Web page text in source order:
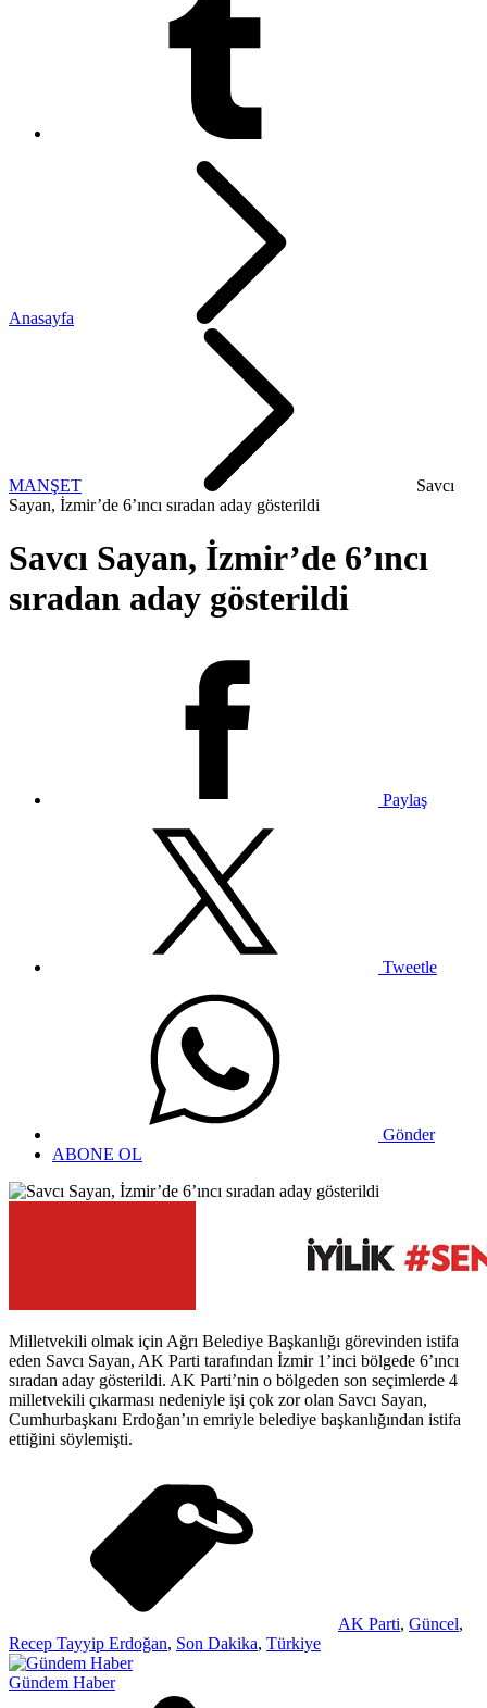
Anasayfa
MANŞET
Savcı
Sayan, İzmir’de 6’ıncı sıradan aday gösterildi
Savcı Sayan, İzmir’de 6’ıncı
sıradan aday gösterildi
Paylaş
Tweetle
Gönder
ABONE OL
Milletvekili olmak için Ağrı Belediye Başkanlığı görevinden istifa
eden Savcı Sayan, AK Parti tarafından İzmir 1’inci bölgede 6’ıncı
sıradan aday gösterildi. AK Parti’nin o bölgeden son seçimlerde 4
milletvekili çıkarması nedeniyle işi çok zor olan Savcı Sayan,
Cumhurbaşkanı Erdoğan’ın emriyle belediye başkanlığından istifa
ettiğini söylemişti.
AK Parti, Güncel,
Recep Tayyip Erdoğan, Son Dakika, Türkiye
Gündem Haber